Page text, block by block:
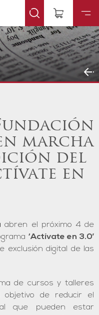
marcha
del
en
abren el próximo 4 de
‘Actívate en 3.0’
exclusión digital de las
de cursos y talleres
objetivo de reducir el
que pueden estar